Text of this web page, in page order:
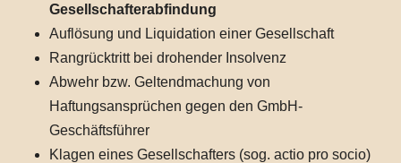
Gesellschafterabfindung
Auflösung und Liquidation einer Gesellschaft
Rangrücktritt bei drohender Insolvenz
Abwehr bzw. Geltendmachung von
Haftungsansprüchen gegen den GmbH-
Geschäftsführer
Klagen eines Gesellschafters (sog. actio pro socio)